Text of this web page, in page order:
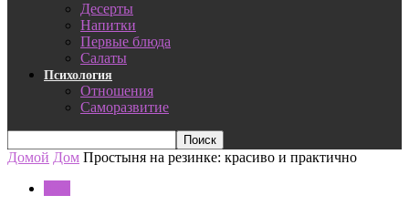
Десерты
Напитки
Первые блюда
Салаты
Психология
Отношения
Саморазвитие
Домой Дом Простыня на резинке: красиво и практично